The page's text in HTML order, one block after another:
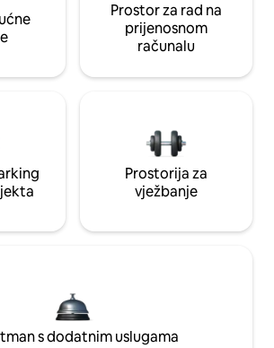
Prostor za rad na
prijenosnom
računalu
Prostorija za
vježbanje
s dodatnim uslugama